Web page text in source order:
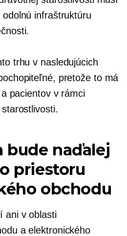
infraštruktúru
trhu v nasledujúcich
pretože to má
pacientov v rámci
bude naďalej
priestoru
obchodu
ani v oblasti
a elektronického